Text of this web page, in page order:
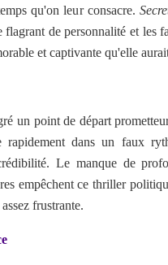
qu'on leur consacre.
flagrant de personnalité et les
et captivante qu'elle
un point de départ
rapidement dans un faux
Le manque de
empêchent ce thriller
frustrante.